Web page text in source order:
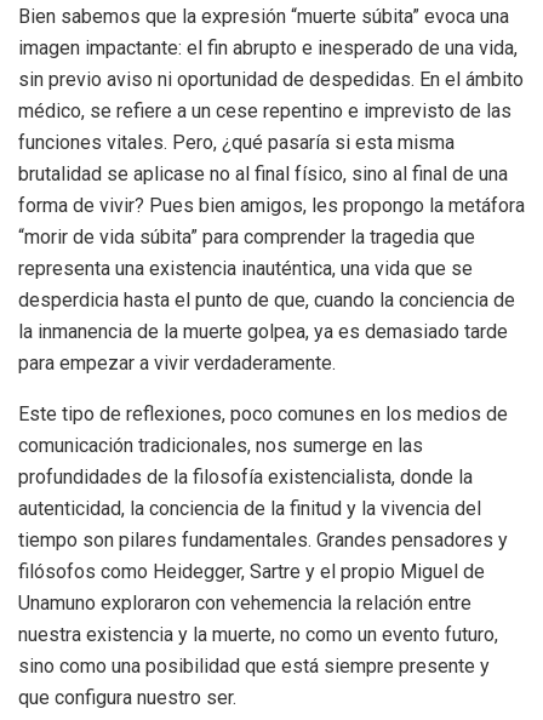
Bien sabemos que la expresión “muerte súbita” evoca una
imagen impactante: el fin abrupto e inesperado de una vida,
sin previo aviso ni oportunidad de despedidas. En el ámbito
médico, se refiere a un cese repentino e imprevisto de las
funciones vitales. Pero, ¿qué pasaría si esta misma
brutalidad se aplicase no al final físico, sino al final de una
forma de vivir? Pues bien amigos, les propongo la metáfora
“morir de vida súbita” para comprender la tragedia que
representa una existencia inauténtica, una vida que se
desperdicia hasta el punto de que, cuando la conciencia de
la inmanencia de la muerte golpea, ya es demasiado tarde
para empezar a vivir verdaderamente.
Este tipo de reflexiones, poco comunes en los medios de
comunicación tradicionales, nos sumerge en las
profundidades de la filosofía existencialista, donde la
autenticidad, la conciencia de la finitud y la vivencia del
tiempo son pilares fundamentales. Grandes pensadores y
filósofos como Heidegger, Sartre y el propio Miguel de
Unamuno exploraron con vehemencia la relación entre
nuestra existencia y la muerte, no como un evento futuro,
sino como una posibilidad que está siempre presente y
que configura nuestro ser.